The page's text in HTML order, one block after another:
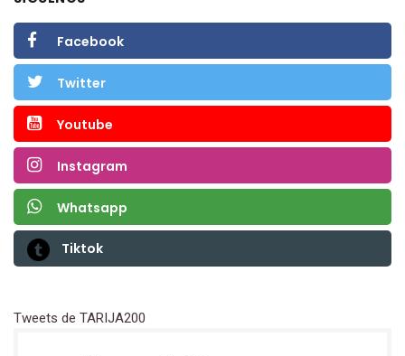
Facebook
Twitter
Youtube
Instagram
Whatsapp
Tiktok
Tweets de TARIJA200